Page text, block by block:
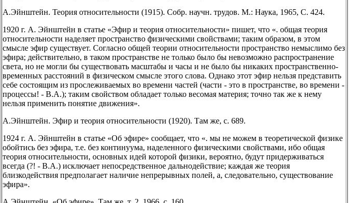
А.Эйнштейн. Теория относительности (1915). Собр. научн. трудов. М.: Наука, 1965, С. 424.
1920 г. А. Эйнштейн в статье «Эфир и теория относительности» пишет, что «. общая теория
относительности наделяет пространство физическими свойствами; таким образом, в этом
смысле эфир существует. Согласно общей теории относительности пространство немыслимо без
эфира; действительно, в таком пространстве не только было бы невозможно распространение
света, но не могли бы существовать масштабы и часы и не было бы никаких пространственно-
временных расстояний в физическом смысле этого слова. Однако этот эфир нельзя представить
себе состоящим из прослеживаемых во времени частей (части - это в пространстве, во времени -
процессы! - В.А.); таким свойством обладает только весомая материя; точно так же к нему
нельзя применить понятие движения».
А.Эйнштейн. Эфир и теория относительности (1920). Там же, с. 689.
1924 г. А. Эйнштейн в статье «Об эфире» сообщает, что «. мы не можем в теоретической физике
обойтись без эфира, т.е. без континуума, наделенного физическими свойствами, ибо общая
теория относительности, основных идей которой физики, вероятно, будут придерживаться
всегда (?! - В.А.) исключает непосредственное дальнодействие; каждая же теория
близкодействия предполагает наличие непрерывных полей, а, следовательно, существование
эфира».